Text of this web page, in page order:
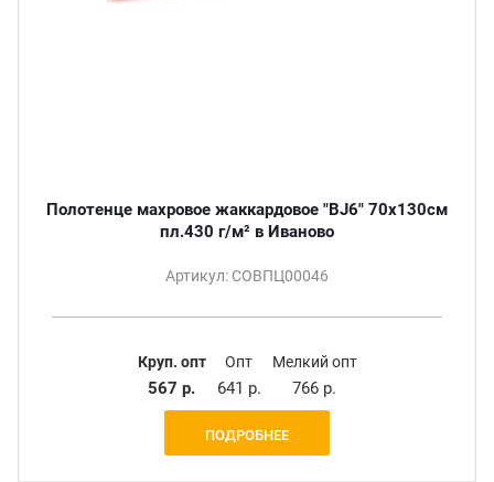
Полотенце махровое жаккардовое "BJ6" 70х130см
пл.430 г/м² в Иваново
Артикул: СОВПЦ00046
Круп. опт
567 р.
Опт
641 р.
Мелкий опт
766 р.
ПОДРОБНЕЕ